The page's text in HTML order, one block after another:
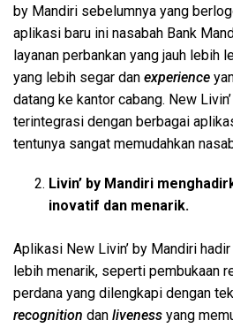
by Mandiri sebelumnya yang
aplikasi baru ini nasabah Bank
layanan perbankan yang jauh lebih
yang lebih segar dan experience
datang ke kantor cabang. New
terintegrasi dengan berbagai
tentunya sangat memudahkan
Livin’ by Mandiri
inovatif dan menarik.
Aplikasi New Livin’ by Mandiri
lebih menarik, seperti pembukaan
perdana yang dilengkapi dengan
recognition dan liveness yang